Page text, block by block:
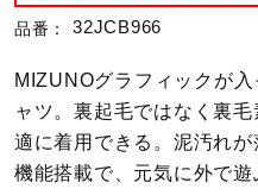
卓球
品番： 32JCB966
MIZUNOグラフィックが
ャツ。裏起毛ではなく裏
適に着用できる。泥汚れ
機能搭載で、元気に外で遊